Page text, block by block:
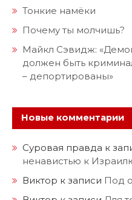
Тонкие намёки
Почему ты молчишь?
Майкл Сэвидж:
должен быть
– депортированы»
Новые комментарии
Суровая правда к
ненавистью к
Виктор к записи Под